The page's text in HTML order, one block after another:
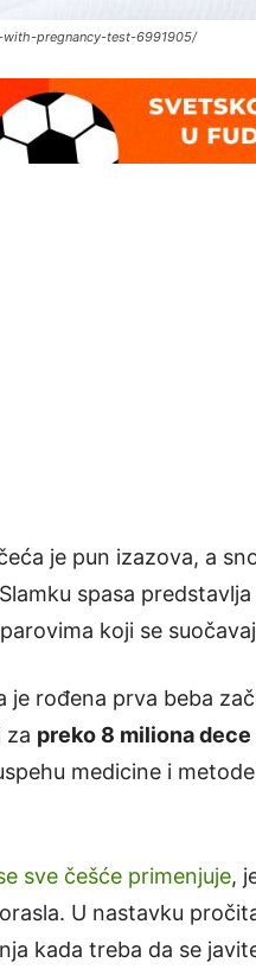
pregnancy-test-6991905/
je pun izazova, a
spasa
koji se
je rođena prva beba
za preko 8 miliona
medicine i
sve češće primenjuje,
U nastavku
kada treba da se